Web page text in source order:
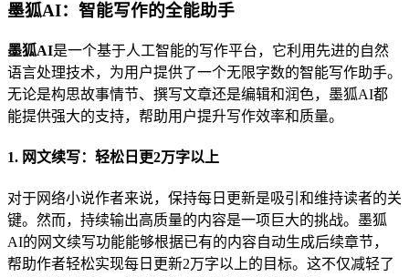
墨狐AI：智能写作的全能助手
墨狐AI是一个基于人工智能的写作平台，它利用先进的自然
语言处理技术，为用户提供了一个无限字数的智能写作助手。
无论是构思故事情节、撰写文章还是编辑和润色，墨狐AI都
能提供强大的支持，帮助用户提升写作效率和质量。
1. 网文续写：轻松日更2万字以上
对于网络小说作者来说，保持每日更新是吸引和维持读者的关
键。然而，持续输出高质量的内容是一项巨大的挑战。墨狐
AI的网文续写功能能够根据已有的内容自动生成后续章节，
帮助作者轻松实现每日更新2万字以上的目标。这不仅减轻了